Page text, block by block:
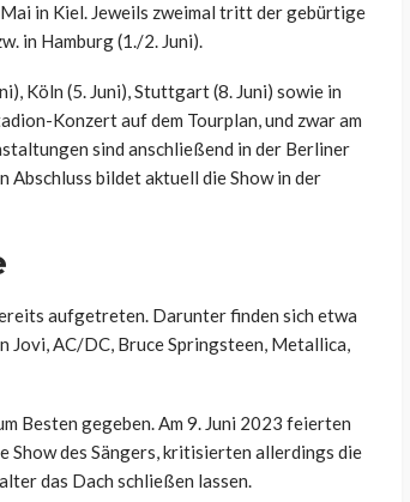
in Kiel. Jeweils zweimal tritt der gebürtige
in Hamburg (1./2. Juni).
Köln (5. Juni), Stuttgart (8. Juni) sowie in
Konzert auf dem Tourplan, und zwar am
sind anschließend in der Berliner
Abschluss bildet aktuell die Show in der
aufgetreten. Darunter finden sich etwa
Jovi, AC/DC, Bruce Springsteen, Metallica,
Besten gegeben. Am 9. Juni 2023 feierten
Show des Sängers, kritisierten allerdings die
das Dach schließen lassen.